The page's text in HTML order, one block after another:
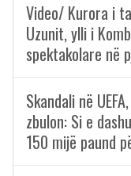
Video/ Kurora i
Uzunit, ylli i
spektakolare në
Skandali në
zbulon: Si e
150 mijë paund